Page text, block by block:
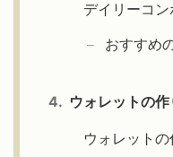
デイリーコ
おすすめ
ウォレットの
ウォレット